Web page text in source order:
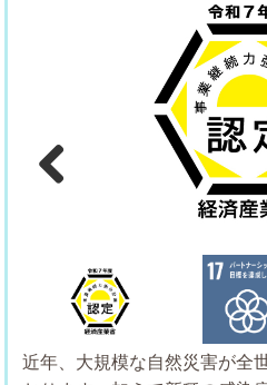
近年、大規模な自然災害が全